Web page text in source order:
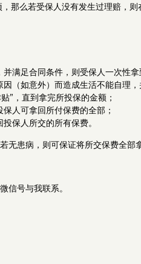
那么若受保人没有发生过理赔，
满足合同条件，则受保人一次性拿
因（如意外）而造成生活不能自
”，直到拿完所投保的金额；
人可拿回所付保费的全部；
保人所交的所有保费。
无患病，则可保证将所交保费全部
信号与我联系。